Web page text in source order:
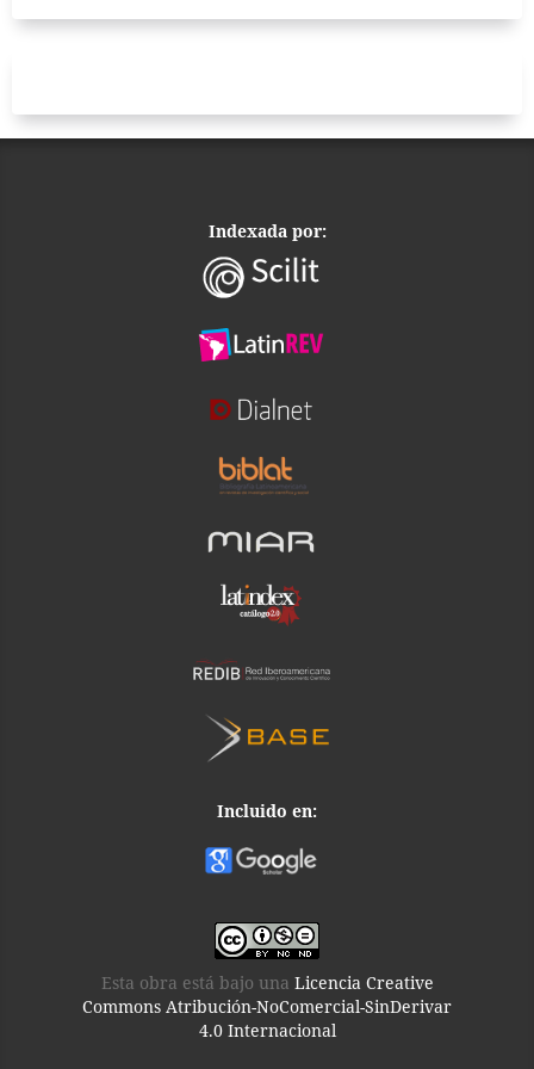
Indexada por:
Incluido en:
Esta obra está bajo una Licencia Creative
Commons Atribución-NoComercial-SinDerivar
4.0 Internacional